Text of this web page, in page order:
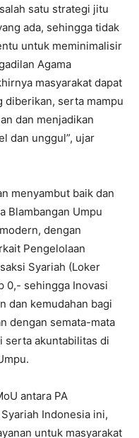
satu strategi jitu
ada, sehingga tidak
untuk meminimalisir
Agama
masyarakat dapat
diberikan, serta mampu
dan menjadikan
dan unggul”, ujar
menyambut baik dan
Blambangan Umpu
dengan
Pengelolaan
Syariah (Loker
0,- sehingga Inovasi
dan kemudahan bagi
dengan semata-mata
serta akuntabilitas di
antara PA
Indonesia ini,
untuk masyarakat